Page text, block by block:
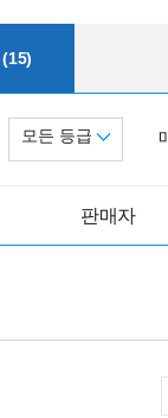
모든 등급
판매자